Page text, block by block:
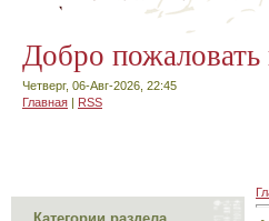
Добро
Четверг, 06-Авг-2026, 22:45
Главная | RSS